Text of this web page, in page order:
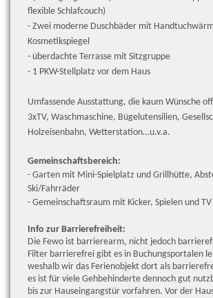
flexible Schlafcouch)
- Zwei moderne Duschbäder mit
Kosmetikspiegel
- überdachte Terrasse mit Sitzgruppe
- 1 PKW-Stellplatz vor dem Haus
Umfassende Ausstattung, die kaum Wünsche
3xTV, Waschmaschine, Bügelutensilien,
Holzeisenbahn, Wetterstation…u.v.a.
Gemeinschaftsbereich:
- Garten mit Mini-Spielplatz und Grillhütte,
Ski/Fahrräder
- Gemeinschaftsraum mit Kicker, Spielen und TV
Info zur Barrierefreiheit:
Die Fewo ist barrierearm, nicht jedoch
Filter barrierefrei gibt es in Buchungsportalen
weshalb wir das Ferienobjekt dort als
es ist für viele Gehbehinderte dennoch gut
bis zur Hauseingangstür vorfahren. Vor der